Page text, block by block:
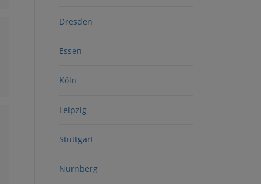
Dresden
Essen
Köln
Leipzig
Stuttgart
Nürnberg